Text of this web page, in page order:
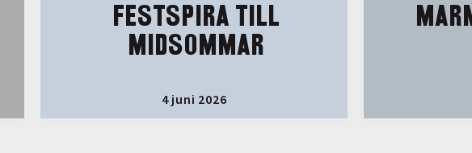
FESTSPIRA TILL
MIDSOMMAR
4 juni 2026